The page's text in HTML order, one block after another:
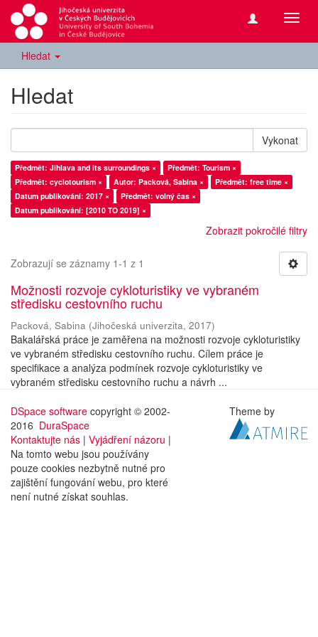
Hledat
Hledat
Vykonat
Předmět: Jihlava and its surroundings ×
Předmět: Tourism ×
Předmět: cyclotourism ×
Autor: Packová, Sabina ×
Předmět: free time ×
Datum publikování: 2017 ×
Předmět: volný čas ×
Datum publikování: [2010 TO 2019] ×
Zobrazit pokročilé filtry
Zobrazují se záznamy 1-1 z 1
Možnosti rozvoje cykloturistiky ve vybraném
středisku cestovního ruchu
Packová, Sabina (Jihočeská univerzita, 2017)
Bakalářská práce je zaměřena na možnosti rozvoje cykloturistiky
ve vybraném středisku cestovního ruchu. Cílem práce je
specifikace a analýza podmínek rozvoje cykloturistiky ve
vybraném středisku cestovního ruchu a návrh ...
DSpace software copyright © 2002-
2016 DuraSpace
Kontaktujte nás | Vyjádření názoru |
Na tomto webu jsou používány
pouze cookies nezbytně nutné pro
zajištění fungování webu, pro které
není nutné získat souhlas.
Theme by